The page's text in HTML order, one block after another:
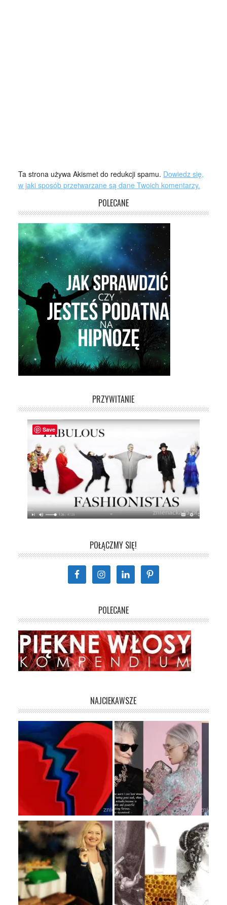
Ta strona używa Akismet do redukcji spamu. Dowiedz się,
w jaki sposób przetwarzane są dane Twoich komentarzy.
POLECANE
PRZYWITANIE
POŁĄCZMY SIĘ!
POLECANE
NAJCIEKAWSZE
Save